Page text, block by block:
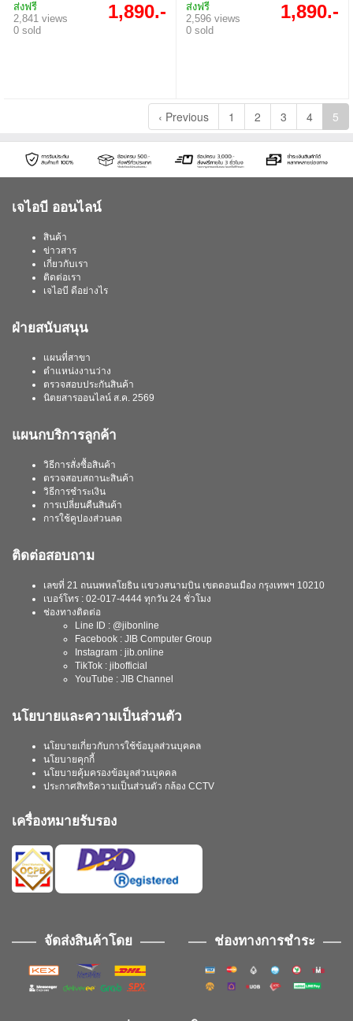
114 x 127 x 159 mm | Connector : 4 Pin
PWM
ส่งฟรี
2,841 views
0 sold
1,890.-
114 x 127 x 159 mm | Connector : 4 Pin
PWM
ส่งฟรี
2,596 views
0 sold
1,890.-
‹ Previous 1 2 3 4 5
เจไอบี ออนไลน์
สินค้า
ข่าวสาร
เกี่ยวกับเรา
ติดต่อเรา
เจไอบี ดีอย่างไร
ฝ่ายสนับสนุน
แผนที่สาขา
ตำแหน่งงานว่าง
ตรวจสอบประกันสินค้า
นิตยสารออนไลน์ ส.ค. 2569
แผนกบริการลูกค้า
วิธีการสั่งซื้อสินค้า
ตรวจสอบสถานะสินค้า
วิธีการชำระเงิน
การเปลี่ยนคืนสินค้า
การใช้คูปองส่วนลด
ติดต่อสอบถาม
เลขที่ 21 ถนนพหลโยธิน แขวงสนามบิน เขตดอนเมือง กรุงเทพฯ 10210
เบอร์โทร : 02-017-4444 ทุกวัน 24 ชั่วโมง
ช่องทางติดต่อ
Line ID : @jibonline
Facebook : JIB Computer Group
Instagram : jib.online
TikTok : jibofficial
YouTube : JIB Channel
นโยบายและความเป็นส่วนตัว
นโยบายเกี่ยวกับการใช้ข้อมูลส่วนบุคคล
นโยบายคุกกี้
นโยบายคุ้มครองข้อมูลส่วนบุคคล
ประกาศสิทธิความเป็นส่วนตัว กล้อง CCTV
เครื่องหมายรับรอง
จัดส่งสินค้าโดย ช่องทางการชำระ